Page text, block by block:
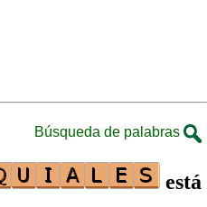
Búsqueda de palabras
está